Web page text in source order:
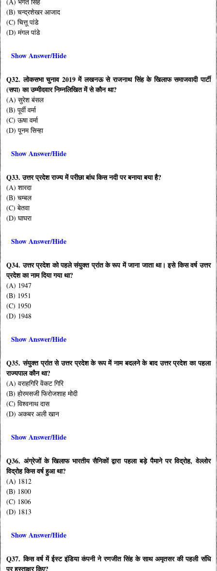
(B) चन्द्रशेखर आजाद
(C) चित्तू पांडे
(D) मंगल पांडे
Show Answer/Hide
Q32. लोकसभा चुनाव 2019 में लखनऊ से राजनाथ सिंह के खिलाफ समाजवादी पार्टी
(सपा) का उम्मीदवार निम्नलिखित में से कौन था?
(A) सुरेश बंसल
(B) पूर्वी वर्मा
(C) ऊषा वर्मा
(D) पूनम सिन्हा
Show Answer/Hide
Q33. उत्तर प्रदेश राज्य में परीछा बांध किस नदी पर बनाया बया है?
(A) शारदा
(B) चम्बल
(C) बेतवा
(D) घाघरा
Show Answer/Hide
Q34. उत्तर प्रदेश को पहले संयुक्त प्रांत के रूप में जाना जाता था। इसे किस वर्ष उत्तर
प्रदेश का नाम दिया गया था?
(A) 1947
(B) 1951
(C) 1950
(D) 1948
Show Answer/Hide
Q35. संयुक्त प्रांत से उत्तर प्रदेश के रूप में नाम बदलने के बाद उत्तर प्रदेश का पहला
राज्यपाल कौन था?
(A) वराहगिरि वेंकट गिरि
(B) होरमसजी फिरोजशाह मोदी
(C) विश्वनाथ दास
(D) अकबर अली खान
Show Answer/Hide
Q36. अंग्रेजों के खिलाफ भारतीय सैनिकों द्वारा पहला बड़े पैमाने पर विद्रोह, वेल्लोर
विद्रोह किस वर्ष हुआ था?
(A) 1812
(B) 1800
(C) 1806
(D) 1813
Show Answer/Hide
Q37. किस वर्ष में ईस्ट इंडिया कंपनी ने रणजीत सिंह के साथ अमृतसर की पहली संधि
पर हस्ताक्षर किए?